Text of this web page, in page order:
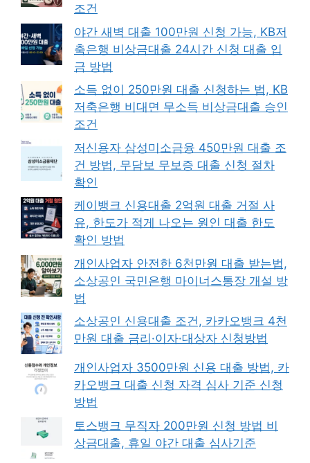
조건
야간 새벽 대출 100만원 신청 가능, KB저
축은행 비상금대출 24시간 신청 대출 입
금 방법
소득 없이 250만원 대출 신청하는 법, KB
저축은행 비대면 무소득 비상금대출 승인
조건
저신용자 삼성미소금융 450만원 대출 조
건 방법, 무담보 무보증 대출 신청 절차
확인
케이뱅크 신용대출 2억원 대출 거절 사
유, 한도가 적게 나오는 원인 대출 한도
확인 방법
개인사업자 안전한 6천만원 대출 받는법,
소상공인 국민은행 마이너스통장 개설 방
법
소상공인 신용대출 조건, 카카오뱅크 4천
만원 대출 금리·이자·대상자 신청방법
개인사업자 3500만원 신용 대출 방법, 카
카오뱅크 대출 신청 자격 심사 기준 신청
방법
토스뱅크 무직자 200만원 신청 방법 비
상금대출, 휴일 야간 대출 심사기준